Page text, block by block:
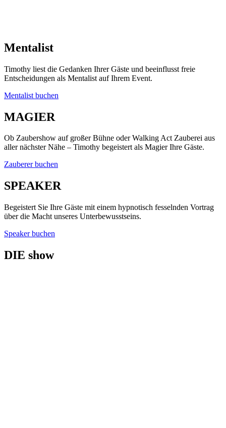
Mentalist
Timothy liest die Gedanken Ihrer Gäste und beeinflusst freie
Entscheidungen als Mentalist auf Ihrem Event.
Mentalist buchen
MAGIER
Ob Zaubershow auf großer Bühne oder Walking Act Zauberei aus
aller nächster Nähe – Timothy begeistert als Magier Ihre Gäste.
Zauberer buchen
SPEAKER
Begeistert Sie Ihre Gäste mit einem hypnotisch fesselnden Vortrag
über die Macht unseres Unterbewusstseins.
Speaker buchen
DIE show